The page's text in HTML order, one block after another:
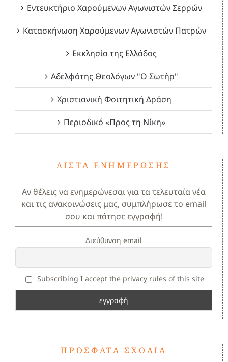
Εντευκτήριο Χαρούμενων Αγωνιστών Σερρών
Κατασκήνωση Χαρούμενων Αγωνιστών Πατρών
Εκκλησία της Ελλάδος
Αδελφότης Θεολόγων "Ο Σωτήρ"
Χριστιανική Φοιτητική Δράση
Περιοδικό «Προς τη Νίκη»
ΛΊΣΤΑ ΕΝΗΜΈΡΩΣΗΣ
Αν θέλεις να ενημερώνεσαι για τα τελευταία νέα
και τις ανακοινώσεις μας, συμπλήρωσε το email
σου και πάτησε εγγραφή!
Διεύθυνση email
Subscribing I accept the privacy rules of this site
ΠΡΌΣΦΑΤΑ ΣΧΌΛΙΑ